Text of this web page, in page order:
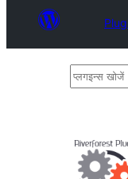
प्लगइन्स